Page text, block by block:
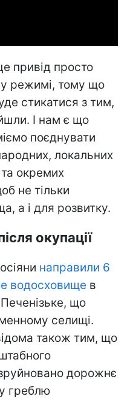
привід просто
режимі, тому що
стикатися з тим,
І нам є що
поєднувати
локальних
окремих
не тільки
а і для розвитку.
окупації
направили 6
водосховище в
Печенізьке, що
селищі.
також тим, що
дорожнє
греблю